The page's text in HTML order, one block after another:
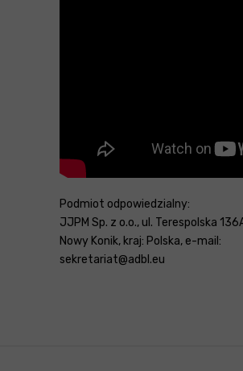
Podmiot odpowiedzialny:
JJPM Sp. z o.o., ul. Terespolska
Nowy Konik, kraj: Polska, e-mail:
sekretariat@adbl.eu